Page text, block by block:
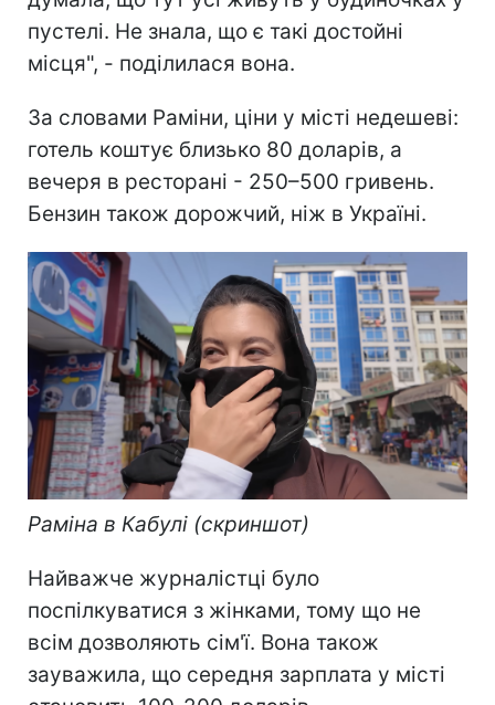
пустелі. Не знала, що є такі достойні
місця", - поділилася вона.
За словами Раміни, ціни у місті недешеві:
готель коштує близько 80 доларів, а
вечеря в ресторані - 250–500 гривень.
Бензин також дорожчий, ніж в Україні.
Раміна в Кабулі (скриншот)
Найважче журналістці було
поспілкуватися з жінками, тому що не
всім дозволяють сім'ї. Вона також
зауважила, що середня зарплата у місті